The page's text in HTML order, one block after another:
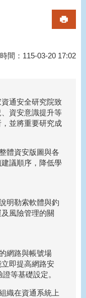
間：115-03-20 17:02
通安全研究院致
資安意識提升等
並將重要研究成
體資安版圖與各
議順序，降低學
明勒索軟體與釣
風險管理的關
網路與帳號場
即提高網路安
等基礎設定。
織在資通系統上